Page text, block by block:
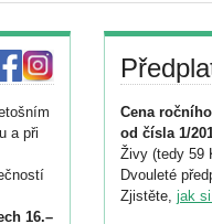
a při
16.–
Cena
od čísla 1/
Živy (tedy 59
Dvouleté
Zjistěte, jak